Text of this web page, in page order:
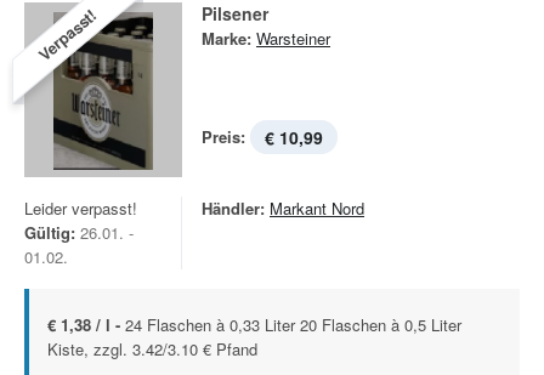
Verpasst! Pilsener
Marke: Warsteiner
Preis: € 10,99
Leider verpasst!
Gültig: 26.01. -
01.02.
Händler: Markant Nord
€ 1,38 / l - 24 Flaschen à 0,33 Liter 20 Flaschen à 0,5 Liter
Kiste, zzgl. 3.42/3.10 € Pfand